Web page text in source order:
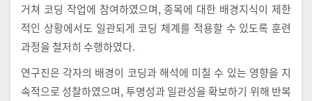
거쳐 코딩 작업에 참여하였으며, 종목에 대한 배경지식이 제한
적인 상황에서도 일관되게 코딩 체계를 적용할 수 있도록 훈련
과정을 철저히 수행하였다.
연구진은 각자의 배경이 코딩과 해석에 미칠 수 있는 영향을 지
속적으로 성찰하였으며, 투명성과 일관성을 확보하기 위해 반복